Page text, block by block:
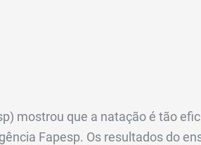
mostrou que a natação é tão
Fapesp. Os resultados do